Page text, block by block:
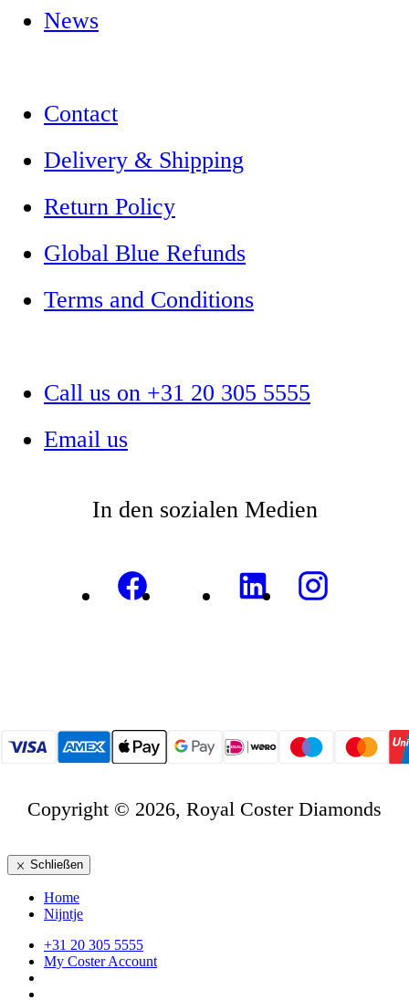
News
Contact
Delivery & Shipping
Return Policy
Global Blue Refunds
Terms and Conditions
Call us on +31 20 305 5555
Email us
In den sozialen Medien
Copyright © 2026, Royal Coster Diamonds
Schließen
Home
Nijntje
+31 20 305 5555
My Coster Account